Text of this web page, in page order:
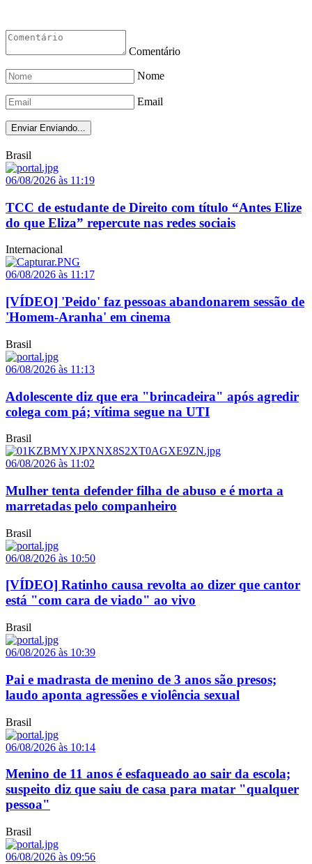
Comentário
Nome
Email
Enviar Enviando...
Brasil
06/08/2026 às 11:19
TCC de estudante de Direito com título “Antes Elize
do que Eliza” repercute nas redes sociais
Internacional
06/08/2026 às 11:17
[VÍDEO] 'Peido' faz pessoas abandonarem sessão de
'Homem-Aranha' em cinema
Brasil
06/08/2026 às 11:13
Adolescente diz que era "brincadeira" após agredir
colega com pá; vítima segue na UTI
Brasil
06/08/2026 às 11:02
Mulher tenta defender filha de abuso e é morta a
marretadas pelo companheiro
Brasil
06/08/2026 às 10:50
[VÍDEO] Ratinho causa revolta ao dizer que cantor
está "com cara de viado" ao vivo
Brasil
06/08/2026 às 10:39
Pai e madrasta de menino de 3 anos são presos;
laudo aponta agressões e violência sexual
Brasil
06/08/2026 às 10:14
Menino de 11 anos é esfaqueado ao sair da escola;
suspeito diz que saiu de casa para matar "qualquer
pessoa"
Brasil
06/08/2026 às 09:56